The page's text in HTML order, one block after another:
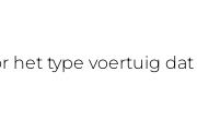
type voertuig